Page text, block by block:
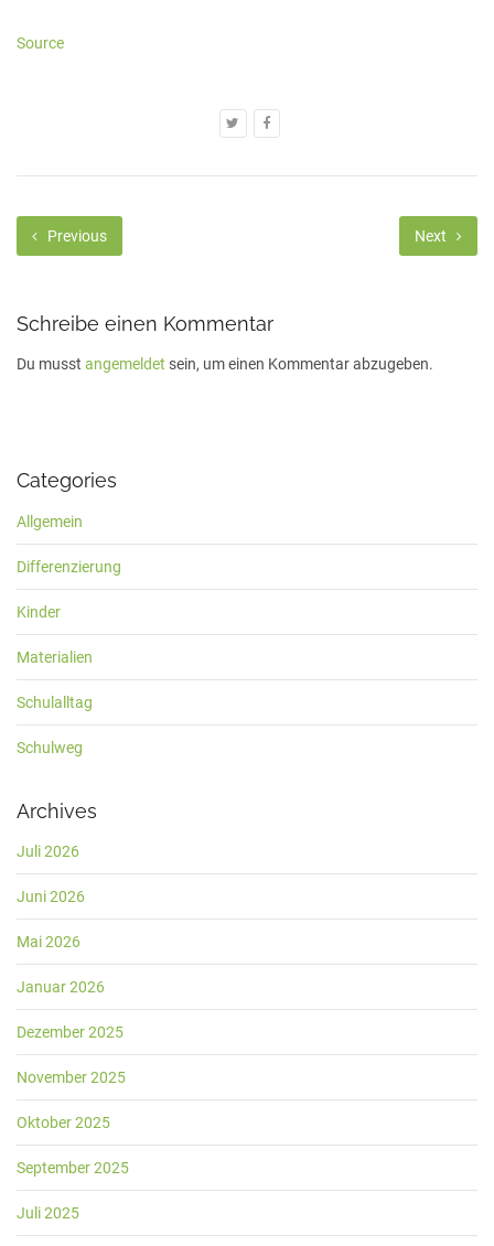
Source
Previous Next
Schreibe einen Kommentar
Du musst angemeldet sein, um einen Kommentar abzugeben.
Categories
Allgemein
Differenzierung
Kinder
Materialien
Schulalltag
Schulweg
Archives
Juli 2026
Juni 2026
Mai 2026
Januar 2026
Dezember 2025
November 2025
Oktober 2025
September 2025
Juli 2025